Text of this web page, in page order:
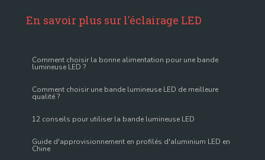
En savoir plus sur l'éclairage LED
Comment choisir la bonne alimentation pour une bande
lumineuse LED ?
Comment choisir une bande lumineuse LED de meilleure
qualité ?
12 conseils pour utiliser la bande lumineuse LED
Guide d'approvisionnement en profilés d'aluminium LED en
Chine